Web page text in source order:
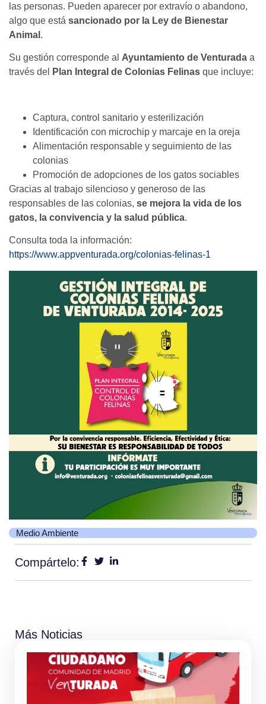
las personas. Pueden aparecer por extravío o abandono,
algo que está sancionado por la Ley de Bienestar
Animal .
Su gestión corresponde al Ayuntamiento de Venturada a
través del
Plan Integral de Colonias Felinas que incluye:
Captura, control sanitario y esterilización
Identificación con microchip y marcaje en la oreja
Alimentación responsable y seguimiento de las
colonias
Promoción de adopciones de los gatos sociables
Gracias al trabajo silencioso y generoso de las
responsables de las colonias, se mejora la vida de los
gatos, la convivencia y la salud pública.
Consulta toda la información:
https://www.appventurada.org/colonias-felinas-1
Medio Ambiente
Compártelo:
Más Noticias